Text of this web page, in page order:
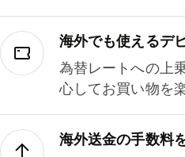
海外でも使えるデ
為替レートへの上
心してお買い物を
海外送金の手数料